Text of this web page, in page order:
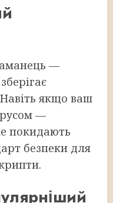
—
якщо ваш
—
покидають
безпеки для